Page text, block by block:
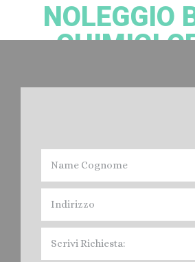
NOLEGGIO
CHIMICI
e Cantieri Edili, nel Veronese. Contratti e servizi
quindi Noleggio a Breve, Medio e Lungo
Cacciatori Spurghi, sono conformi alle
Prezzi: Noleggio Bagni